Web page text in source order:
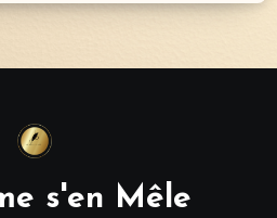
s'en Mêle